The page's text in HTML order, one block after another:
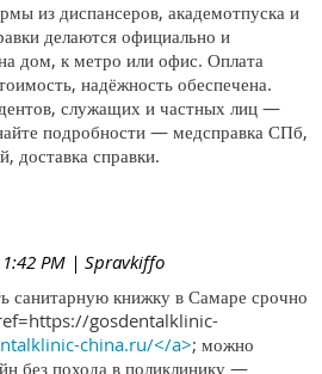
из диспансеров, академотпуска и
делаются официально и
дом, к метро или офис. Оплата
надёжность обеспечена.
служащих и частных лиц —
подробности — медсправка СПб,
доставка справки.
PM | Spravkiffo
санитарную книжку в Самаре срочно
gosdentalklinic-
china.ru/</a>; можно
без похода в поликлинику —